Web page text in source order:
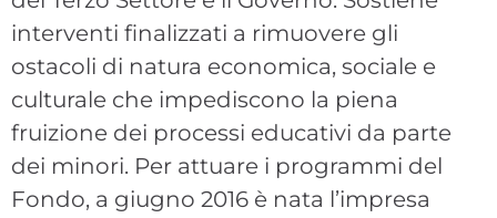
interventi finalizzati a rimuovere gli
ostacoli di natura economica, sociale e
culturale che impediscono la piena
fruizione dei processi educativi da parte
dei minori. Per attuare i programmi del
Fondo, a giugno 2016 è nata l’impresa